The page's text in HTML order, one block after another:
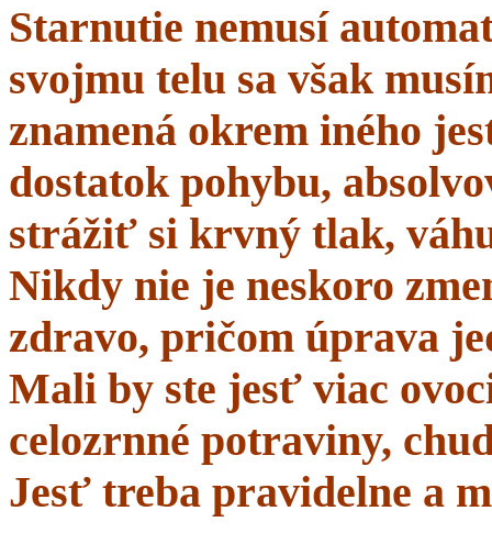
Starnutie nemusí
svojmu telu sa však
znamená okrem iného
dostatok pohybu,
strážiť si krvný tlak,
Nikdy nie je neskoro
zdravo, pričom úprava
Mali by ste jesť viac
celozrnné potraviny,
Jesť treba pravidelne a